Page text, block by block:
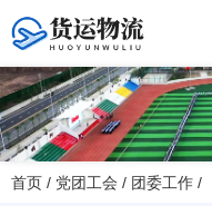
您好！欢迎访问赤峰大学附
首页 / 党团工会 / 团委工作 /